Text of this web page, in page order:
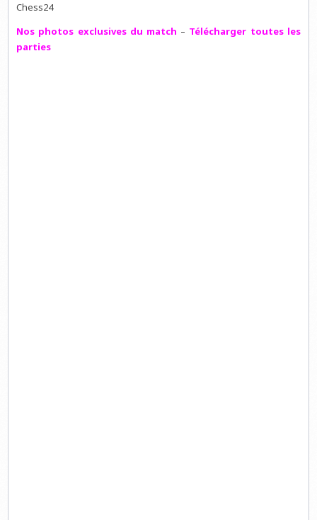
Chess24
Nos photos exclusives du match – Télécharger toutes les
parties